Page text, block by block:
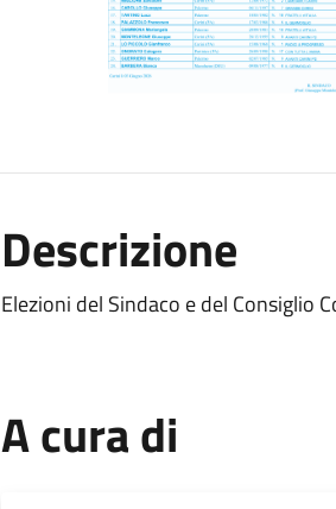
Descrizione
Elezioni del Sindaco e del Consiglio
A cura di